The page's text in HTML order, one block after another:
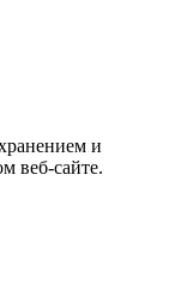
и
веб-сайте.